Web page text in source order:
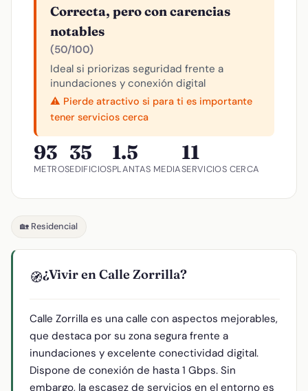
Correcta, pero con carencias
notables
(50/100)
Ideal si priorizas seguridad frente a
inundaciones y conexión digital
⚠️ Pierde atractivo si para ti es importante
tener servicios cerca
93
METROS
35
EDIFICIOS
1.5
PLANTAS MEDIA
11
SERVICIOS CERCA
🏡 Residencial
🧭¿Vivir en Calle Zorrilla?
Calle Zorrilla es una calle con aspectos mejorables,
que destaca por su zona segura frente a
inundaciones y excelente conectividad digital.
Dispone de conexión de hasta 1 Gbps. Sin
embargo, la escasez de servicios en el entorno es